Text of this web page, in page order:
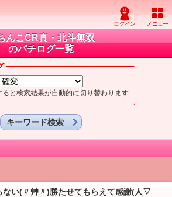
んこCR真・北斗無双
のパチログ一覧
と検索結果が自動的に切り替わります
キーワード検索
ない(〃艸〃)勝たせてもらえて感謝(人▽